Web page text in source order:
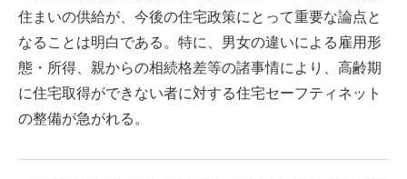
住まいの供給が、今後の住宅政策にとって重要な論点と
なることは明白である。特に、男女の違いによる雇用形
態・所得、親からの相続格差等の諸事情により、高齢期
に住宅取得ができない者に対する住宅セーフティネット
の整備が急がれる。